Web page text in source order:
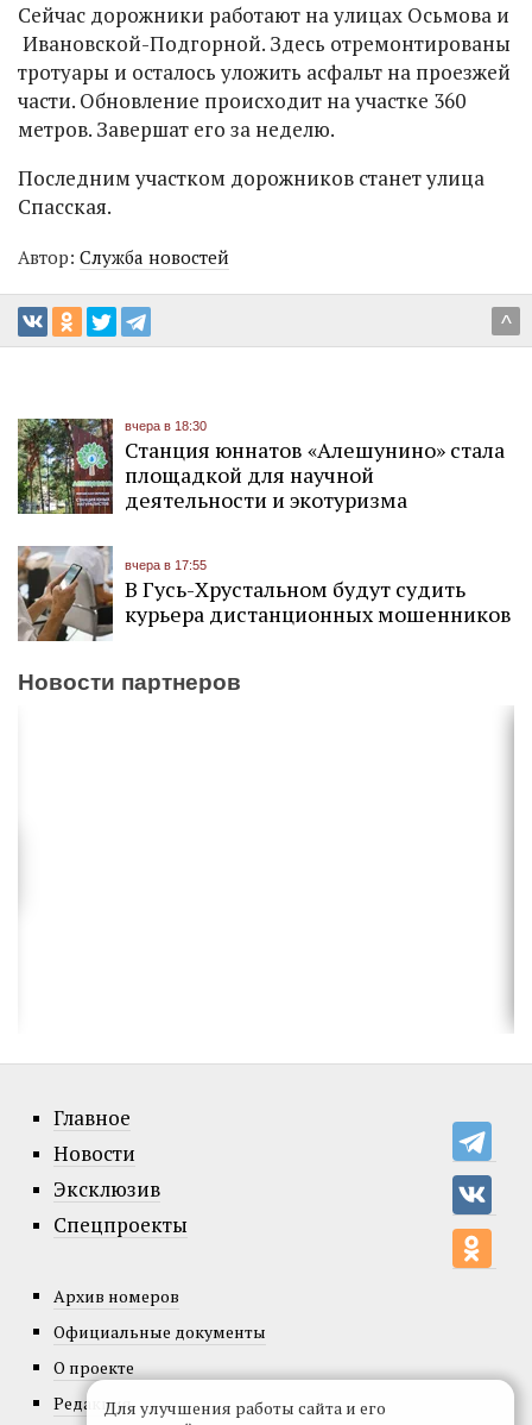
Сейчас дорожники работают на улицах Осьмова и
Ивановской-Подгорной. Здесь отремонтированы
тротуары и осталось уложить асфальт на проезжей
части. Обновление происходит на участке 360
метров. Завершат его за неделю.
Последним участком дорожников станет улица
Спасская.
Автор: Служба новостей
^
вчера в 18:30
Станция юннатов «Алешунино» стала
площадкой для научной
деятельности и экотуризма
вчера в 17:55
В Гусь-Хрустальном будут судить
курьера дистанционных мошенников
Новости партнеров
Главное
Новости
Эксклюзив
Спецпроекты
Архив номеров
Официальные документы
О проекте
РедакцияДля улучшения работы сайта и его